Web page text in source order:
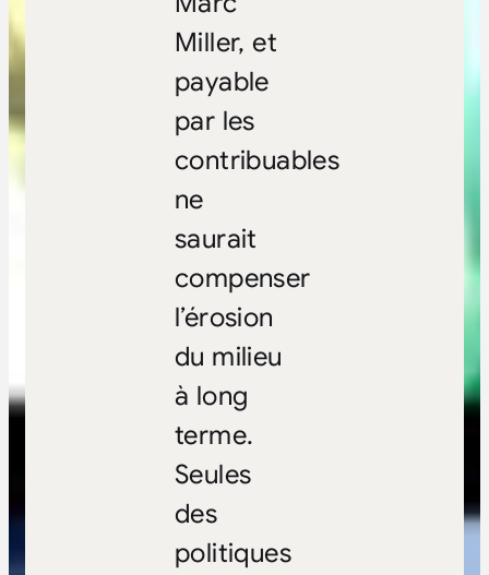
Miller, et
payable
par les
contribuables
ne
saurait
compenser
l’érosion
du milieu
à long
terme.
Seules
des
politiques